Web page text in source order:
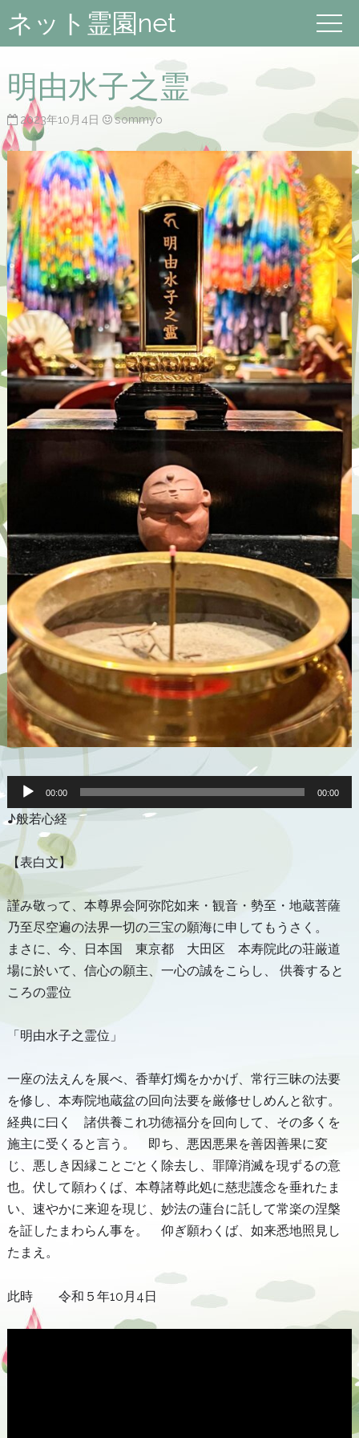
ネット霊園net
明由水子之霊
2023年10月4日 sommyo
音
プ
レ
ヤ
ー
00:00 00:00
♪般若心経
【表白文】
謹み敬って、本尊界会阿弥陀如来・観音・勢至・地蔵菩薩
乃至尽空遍の法界一切の三宝の願海に申してもうさく。
まさに、今、日本国 東京都 大田区 本寿院此の荘厳道
場に於いて、信心の願主、一心の誠をこらし、 供養すると
ころの霊位
「明由水子之霊位」
一座の法えんを展べ、香華灯燭をかかげ、常行三昧の法要
を修し、本寿院地蔵盆の回向法要を厳修せしめんと欲す。
経典に曰く 諸供養これ功徳福分を回向して、その多くを
施主に受くると言う。 即ち、悪因悪果を善因善果に変
じ、悪しき因縁ことごとく除去し、罪障消滅を現ずるの意
也。伏して願わくば、本尊諸尊此処に慈悲護念を垂れたま
い、速やかに来迎を現じ、妙法の蓮台に託して常楽の涅槃
を証したまわらん事を。 仰ぎ願わくば、如来悉地照見し
たまえ。
此時 令和５年10月4日